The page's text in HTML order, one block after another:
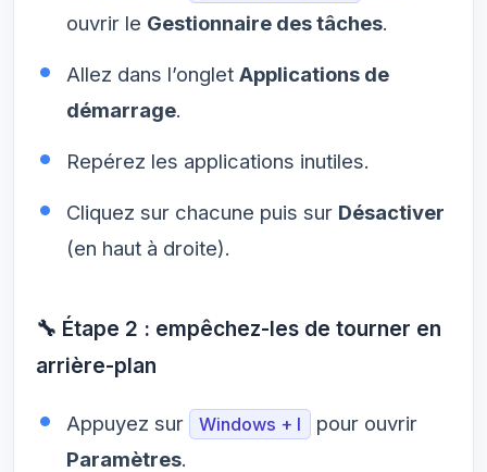
ouvrir le Gestionnaire des tâches.
Allez dans l’onglet Applications de
démarrage.
Repérez les applications inutiles.
Cliquez sur chacune puis sur Désactiver
(en haut à droite).
🔧 Étape 2 : empêchez-les de tourner en
arrière-plan
Appuyez sur Windows + I
pour ouvrir
Paramètres.